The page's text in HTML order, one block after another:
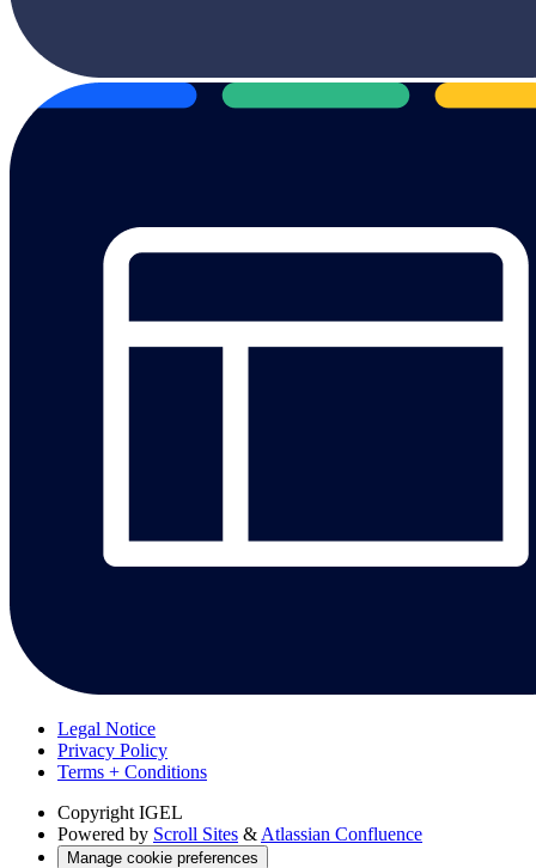
Legal Notice
Privacy Policy
Terms + Conditions
Copyright IGEL
Powered by Scroll Sites & Atlassian Confluence
Manage cookie preferences